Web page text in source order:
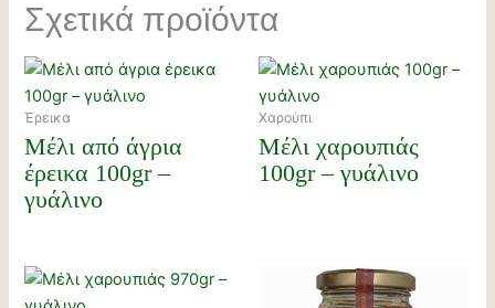
Σχετικά προϊόντα
Έρεικα
Μέλι από άγρια
έρεικα 100gr –
γυάλινο
Χαρούπι
Μέλι χαρουπιάς
100gr – γυάλινο